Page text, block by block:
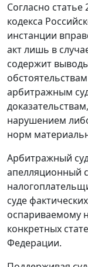
Согласно статье
кодекса
инстанции
акт лишь в
содержит
арбитражным
нарушением
норм
Арбитражный
апелляционный
суде
оспариваемому
конкретных
Федерации.